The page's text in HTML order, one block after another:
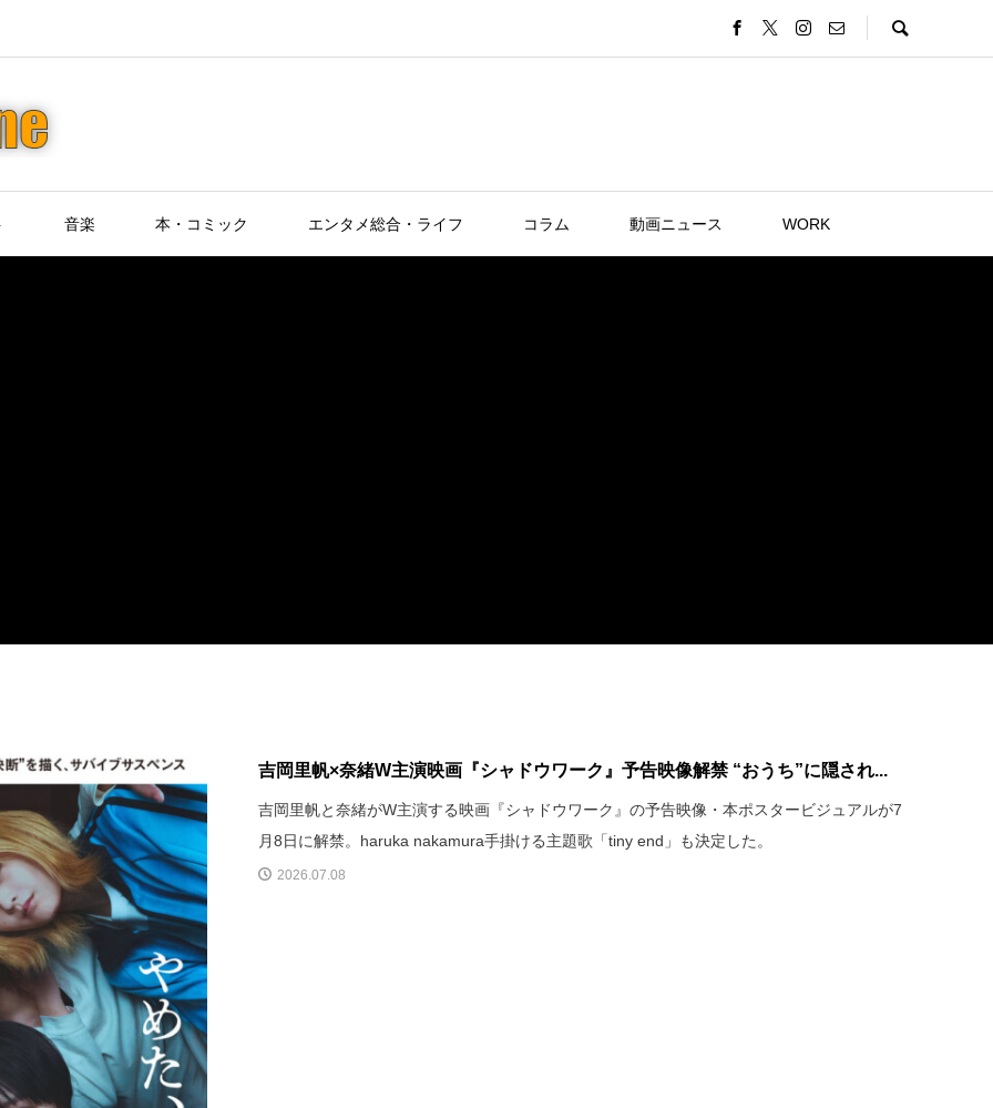
音楽 本・コミック エンタメ総合・ライフ コラム 動画ニュース WORK
吉岡里帆×奈緒W主演映画『シャドウワーク』予告映像解禁 “おうち”に隠され...
吉岡里帆と奈緒がW主演する映画『シャドウワーク』の予告映像・本ポスタービジュアルが7
月8日に解禁。haruka nakamura手掛ける主題歌「tiny end」も決定した。
2026.07.08